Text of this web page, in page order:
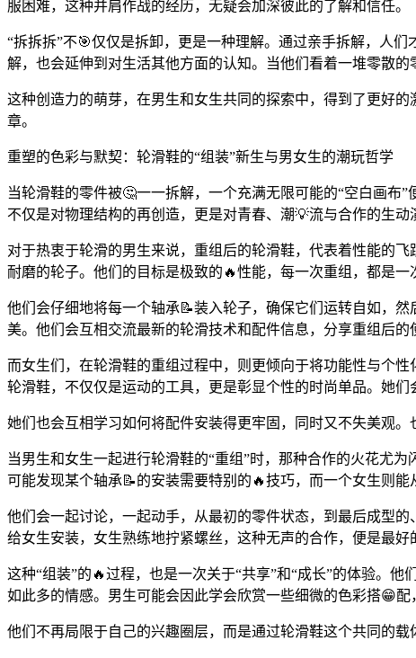
服困难，这种并肩作战的经历，无疑会加深彼此的了解和信任。
“拆拆拆”不🎯仅仅是拆卸，更是一种理解。通过亲手拆解，人
解，也会延伸到对生活其他方面的认知。当他们看着一堆零散
这种创造力的萌芽，在男生和女生共同的探索中，得到了更好
章。
重塑的色彩与默契：轮滑鞋的“组装”新生与男女生的潮玩哲学
当轮滑鞋的零件被🤔一一拆解，一个充满无限可能的“空白画布
不仅是对物理结构的再创造，更是对青春、潮💡流与合作的生动
对于热衷于轮滑的男生来说，重组后的轮滑鞋，代表着性能的
耐磨的轮子。他们的目标是极致的🔥性能，每一次重组，都是一
他们会仔细地将每一个轴承📝装入轮子，确保它们运转自如，
美。他们会互相交流最新的轮滑技术和配件信息，分享重组后的
而女生们，在轮滑鞋的重组过程中，则更倾向于将功能性与个
轮滑鞋，不仅仅是运动的工具，更是彰显个性的时尚单品。她
她们也会互相学习如何将配件安装得更牢固，同时又不失美观
当男生和女生一起进行轮滑鞋的“重组”时，那种合作的火花尤
可能发现某个轴承📝的安装需要特别的🔥技巧，而一个女生则
他们会一起讨论，一起动手，从最初的零件状态，到最后成型
给女生安装，女生熟练地拧紧螺丝，这种无声的合作，便是最好
这种“组装”的🔥过程，也是一次关于“共享”和“成长”的体验。
如此多的情感。男生可能会因此学会欣赏一些细微的色彩搭😁
他们不再局限于自己的兴趣圈层，而是通过轮滑鞋这个共同的载